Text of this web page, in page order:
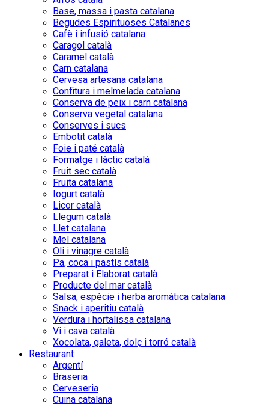
Base, massa i pasta catalana
Begudes Espirituoses Catalanes
Cafè i infusió catalana
Caragol català
Caramel català
Carn catalana
Cervesa artesana catalana
Confitura i melmelada catalana
Conserva de peix i carn catalana
Conserva vegetal catalana
Conserves i sucs
Embotit català
Foie i paté català
Formatge i làctic català
Fruit sec català
Fruita catalana
Iogurt català
Licor català
Llegum català
Llet catalana
Mel catalana
Oli i vinagre català
Pa, coca i pastís català
Preparat i Elaborat català
Producte del mar català
Salsa, espècie i herba aromàtica catalana
Snack i aperitiu català
Verdura i hortalissa catalana
Vi i cava català
Xocolata, galeta, dolç i torró català
Restaurant
Argentí
Braseria
Cerveseria
Cuina catalana